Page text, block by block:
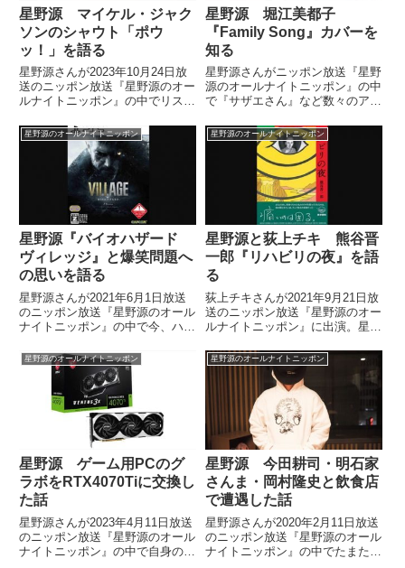
星野源 マイケル・ジャク
ソンのシャウト「ポウ
ッ！」を語る
星野源さんが2023年10月24日放
送のニッポン放送『星野源のオー
ルナイトニッポン』の中でリスナ
言葉「マイケル・ジャクソンの
『ポウッ！』」について話してい
星野源 堀江美都子
『Family Song』カバーを
知る
星野源さんがニッポン放送『星野
源のオールナイトニッポン』の中
で『サザエさん』など数々のアニ
がプライベートライブで『Family
Song』をカバーして歌っていた
ことを知り、喜んでいました。
（星野源）続いて、ふつ...
星野源のオールナイトニッポン
星野源『バイオハザード
ヴィレッジ』と爆笑問題へ
の思いを語る
星野源さんが2021年6月1日放送
のニッポン放送『星野源のオール
ナイトニッポン』の中で今、ハマ
ヴィレッジ』についてトーク。さ
らに同じ時間帯でラジオをやって
いる爆笑問題への思いなども話し
ていました。
星野源のオールナイトニッポン
星野源と荻上チキ 熊谷晋
一郎『リハビリの夜』を語
る
荻上チキさんが2021年9月21日放
送のニッポン放送『星野源のオー
ルナイトニッポン』に出演。星野
『リハビリの夜』について話して
いました。
星野源のオールナイトニッポン
星野源 ゲーム用PCのグ
ラボをRTX4070Tiに交換し
た話
星野源さんが2023年4月11日放送
のニッポン放送『星野源のオール
ナイトニッポン』の中で自身の使
星野源のオールナイトニッポン
星野源 今田耕司・明石家
さんま・岡村隆史と飲食店
で遭遇した話
星野源さんが2020年2月11日放送
のニッポン放送『星野源のオール
ナイトニッポン』の中でたまたま